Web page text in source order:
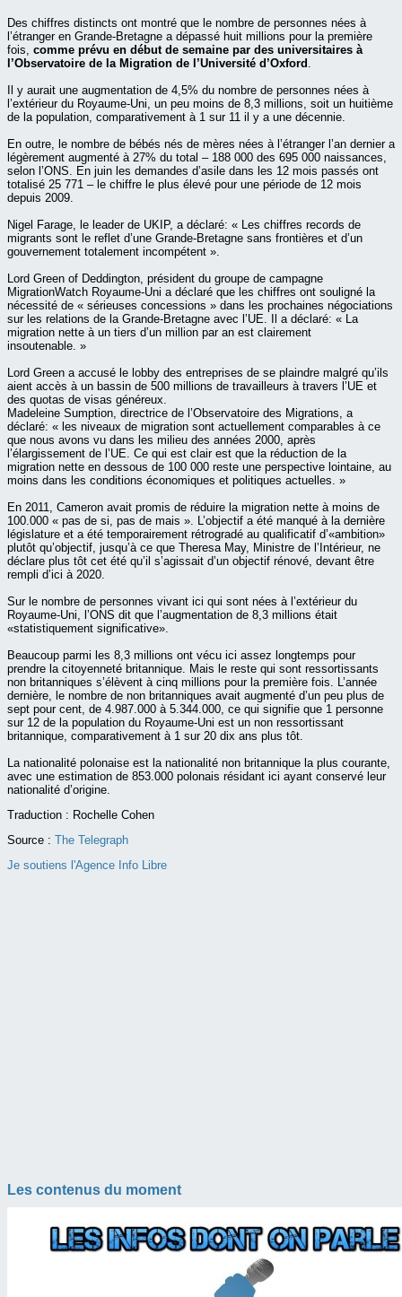
Des chiffres distincts ont montré que le nombre de personnes nées à
l’étranger en Grande-Bretagne a dépassé huit millions pour la première
fois, comme prévu en début de semaine par des universitaires à
l’Observatoire de la Migration de l’Université d’Oxford .
Il y aurait une augmentation de 4,5% du nombre de personnes nées à
l’extérieur du Royaume-Uni, un peu moins de 8,3 millions, soit un huitième
de la population, comparativement à 1 sur 11 il y a une décennie.
En outre, le nombre de bébés nés de mères nées à l’étranger l’an dernier a
légèrement augmenté à 27% du total – 188 000 des 695 000 naissances,
selon l’ONS. En juin les demandes d’asile dans les 12 mois passés ont
totalisé 25 771 – le chiffre le plus élevé pour une période de 12 mois
depuis 2009.
Nigel Farage, le leader de UKIP, a déclaré: « Les chiffres records de
migrants sont le reflet d’une Grande-Bretagne sans frontières et d’un
gouvernement totalement incompétent ».
Lord Green of Deddington, président du groupe de campagne
MigrationWatch Royaume-Uni a déclaré que les chiffres ont souligné la
nécessité de « sérieuses concessions » dans les prochaines négociations
sur les relations de la Grande-Bretagne avec l’UE. Il a déclaré: « La
migration nette à un tiers d’un million par an est clairement
insoutenable. »
Lord Green a accusé le lobby des entreprises de se plaindre malgré qu’ils
aient accès à un bassin de 500 millions de travailleurs à travers l’UE et
des quotas de visas généreux.
Madeleine Sumption, directrice de l’Observatoire des Migrations, a
déclaré: « les niveaux de migration sont actuellement comparables à ce
que nous avons vu dans les milieu des années 2000, après
l’élargissement de l’UE. Ce qui est clair est que la réduction de la
migration nette en dessous de 100 000 reste une perspective lointaine, au
moins dans les conditions économiques et politiques actuelles. »
En 2011, Cameron avait promis de réduire la migration nette à moins de
100.000 « pas de si, pas de mais ». L’objectif a été manqué à la dernière
législature et a été temporairement rétrogradé au qualificatif d’«ambition»
plutôt qu’objectif, jusqu’à ce que Theresa May, Ministre de l’Intérieur, ne
déclare plus tôt cet été qu’il s’agissait d’un objectif rénové, devant être
rempli d’ici à 2020.
Sur le nombre de personnes vivant ici qui sont nées à l’extérieur du
Royaume-Uni, l’ONS dit que l’augmentation de 8,3 millions était
«statistiquement significative».
Beaucoup parmi les 8,3 millions ont vécu ici assez longtemps pour
prendre la citoyenneté britannique. Mais le reste qui sont ressortissants
non britanniques s’élèvent à cinq millions pour la première fois. L’année
dernière, le nombre de non britanniques avait augmenté d’un peu plus de
sept pour cent, de 4.987.000 à 5.344.000, ce qui signifie que 1 personne
sur 12 de la population du Royaume-Uni est un non ressortissant
britannique, comparativement à 1 sur 20 dix ans plus tôt.
La nationalité polonaise est la nationalité non britannique la plus courante,
avec une estimation de 853.000 polonais résidant ici ayant conservé leur
nationalité d’origine.
Traduction : Rochelle Cohen
Source : The Telegraph
Je soutiens l'Agence Info Libre
Les contenus du moment